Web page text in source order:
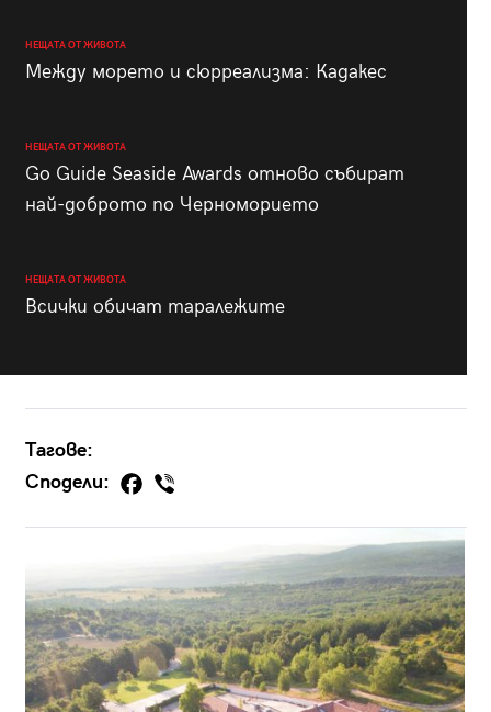
НЕЩАТА ОТ ЖИВОТА
Между морето и сюрреализма: Кадакес
НЕЩАТА ОТ ЖИВОТА
Go Guide Seaside Awards отново събират
най-доброто по Черноморието
НЕЩАТА ОТ ЖИВОТА
Всички обичат таралежите
Тагове:
Сподели: